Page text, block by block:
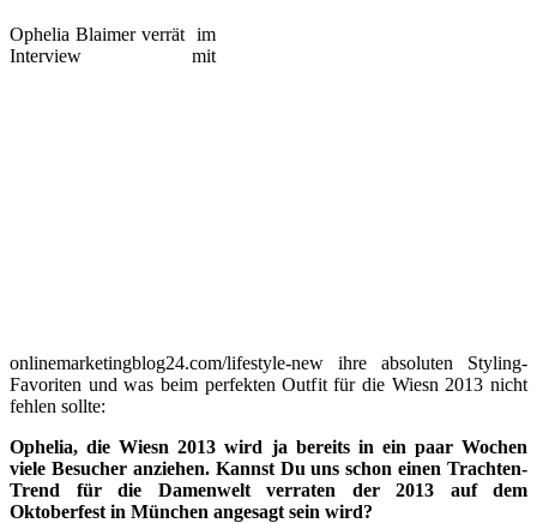
Ophelia Blaimer verrät im
Interview mit
onlinemarketingblog24.com/lifestyle-new ihre absoluten Styling-
Favoriten und was beim perfekten Outfit für die Wiesn 2013 nicht
fehlen sollte:
Ophelia, die Wiesn 2013 wird ja bereits in ein paar Wochen
viele Besucher anziehen. Kannst Du uns schon einen Trachten-
Trend für die Damenwelt verraten der 2013 auf dem
Oktoberfest in München angesagt sein wird?